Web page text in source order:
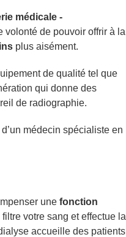
médicale -
de pouvoir offrir à la
plus aisément.
de qualité tel que
qui donne des
de radiographie.
médecin spécialiste en
une fonction
votre sang et effectue la
accueille des patients